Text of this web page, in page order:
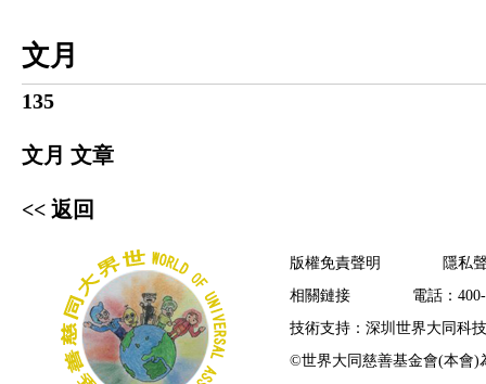
文月
135
文月 文章
<< 返回
版權免責聲明
隱私
相關鏈接
電話：
技術支持：深圳世界大同科
©世界大同慈善基金會(本會)